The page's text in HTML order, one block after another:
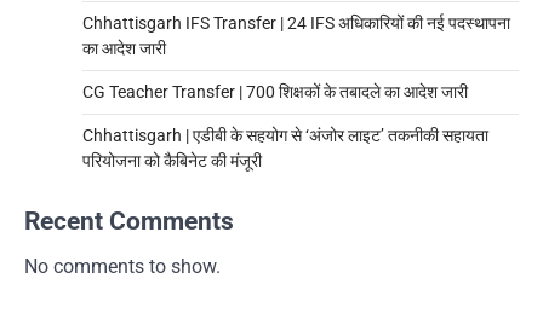
Chhattisgarh IFS Transfer | 24 IFS अधिकारियों की नई पदस्थापना
का आदेश जारी
CG Teacher Transfer | 700 शिक्षकों के तबादले का आदेश जारी
Chhattisgarh | एडीबी के सहयोग से ‘अंजोर लाइट’ तकनीकी सहायता
परियोजना को कैबिनेट की मंजूरी
Recent Comments
No comments to show.